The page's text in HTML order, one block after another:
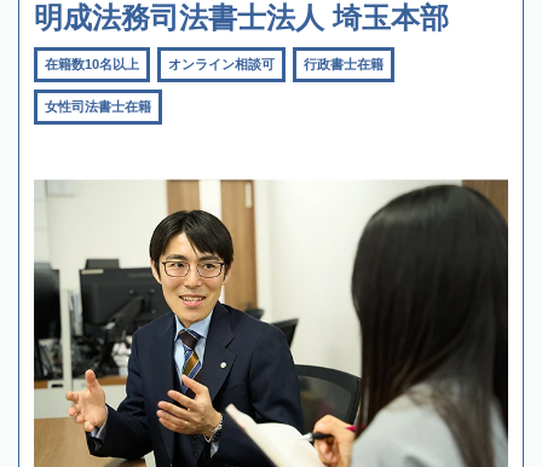
明成法務司法書士法人 埼玉本部
在籍数10名以上 オンライン相談可 行政書士在籍
女性司法書士在籍